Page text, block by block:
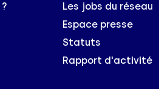
Les jobs du réseau
Espace presse
Statuts
Rapport d'activité